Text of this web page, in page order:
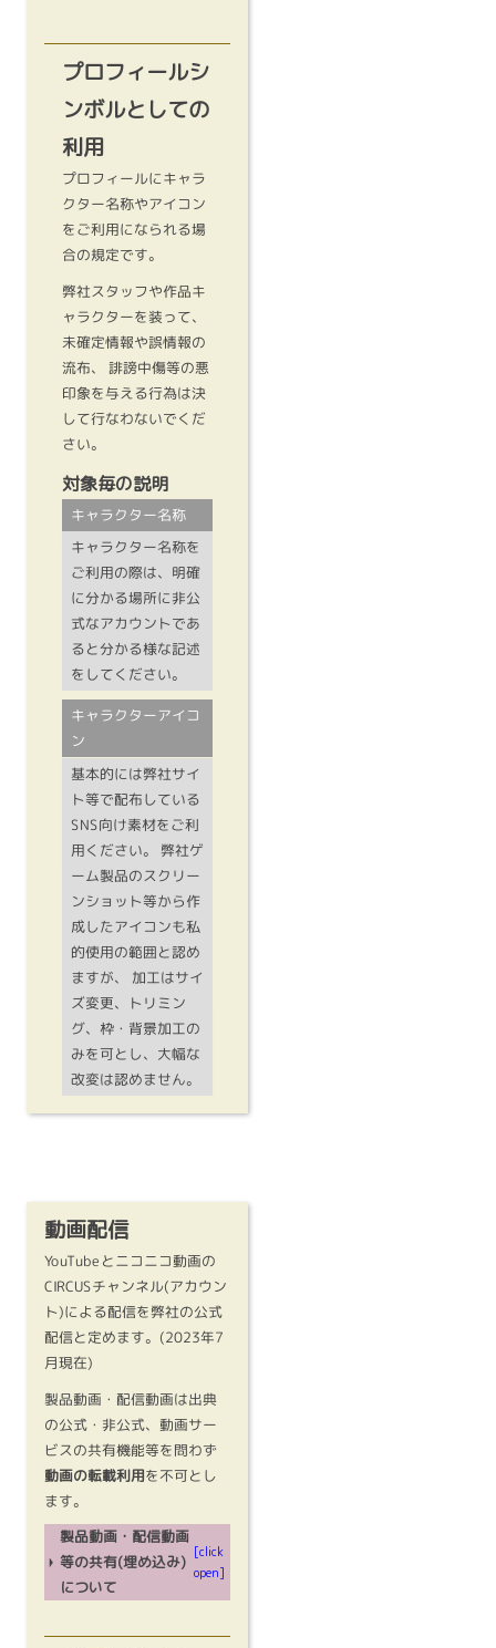
プロフィールシ
ンボルとしての
利用
プロフィールにキャラ
クター名称やアイコン
をご利用になられる場
合の規定です。
弊社スタッフや作品キ
ャラクターを装って、
未確定情報や誤情報の
流布、 誹謗中傷等の悪
印象を与える行為は決
して行なわないでくだ
さい。
対象毎の説明
キャラクター名称
キャラクター名称を
ご利用の際は、明確
に分かる場所に非公
式なアカウントであ
ると分かる様な記述
をしてください。
キャラクターアイコ
ン
基本的には弊社サイ
ト等で配布している
SNS向け素材をご利
用ください。 弊社ゲ
ーム製品のスクリー
ンショット等から作
成したアイコンも私
的使用の範囲と認め
ますが、 加工はサイ
ズ変更、トリミン
グ、枠・背景加工の
みを可とし、大幅な
改変は認めません。
動画配信
YouTubeとニコニコ動画の
CIRCUSチャンネル(アカウン
ト)による配信を弊社の公式
配信と定めます。(2023年7
月現在)
製品動画・配信動画は出典
の公式・非公式、動画サー
ビスの共有機能等を問わず
動画の転載利用を不可とし
ます。
製品動画・配信動画
等の共有(埋め込み)
について
[click
open]